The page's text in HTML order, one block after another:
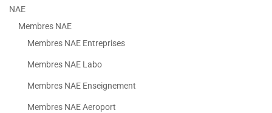
NAE
Membres NAE
Membres NAE Entreprises
Membres NAE Labo
Membres NAE Enseignement
Membres NAE Aeroport